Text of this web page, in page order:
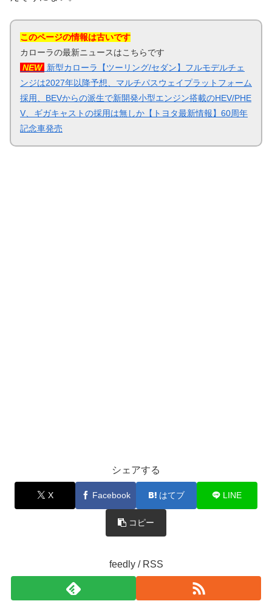
このページの情報は古いです
カローラの最新ニュースはこちらです
NEW 新型カローラ【ツーリング/セダン】フルモデルチェ
ンジは2027年以降予想、マルチパスウェイプラットフォーム
採用、BEVからの派生で新開発小型エンジン搭載のHEV/PHE
V、ギガキャストの採用は無しか【トヨタ最新情報】60周年
記念車発売
シェアする
X Facebook はてブ LINE
コピー
feedly / RSS